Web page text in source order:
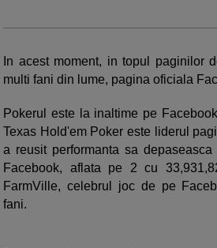
In acest moment, in topul paginilor
multi fani din lume, pagina oficiala
Pokerul este la inaltime pe
Texas Hold'em Poker este liderul
a reusit performanta sa
Facebook, aflata pe 2 cu
FarmVille, celebrul joc de pe
fani.